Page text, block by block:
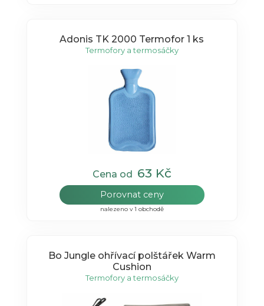
Adonis TK 2000 Termofor 1 ks
Termofory a termosáčky
Cena od 63 Kč
Porovnat ceny
nalezeno v 1 obchodě
Bo Jungle ohřívací polštářek Warm
Cushion
Termofory a termosáčky